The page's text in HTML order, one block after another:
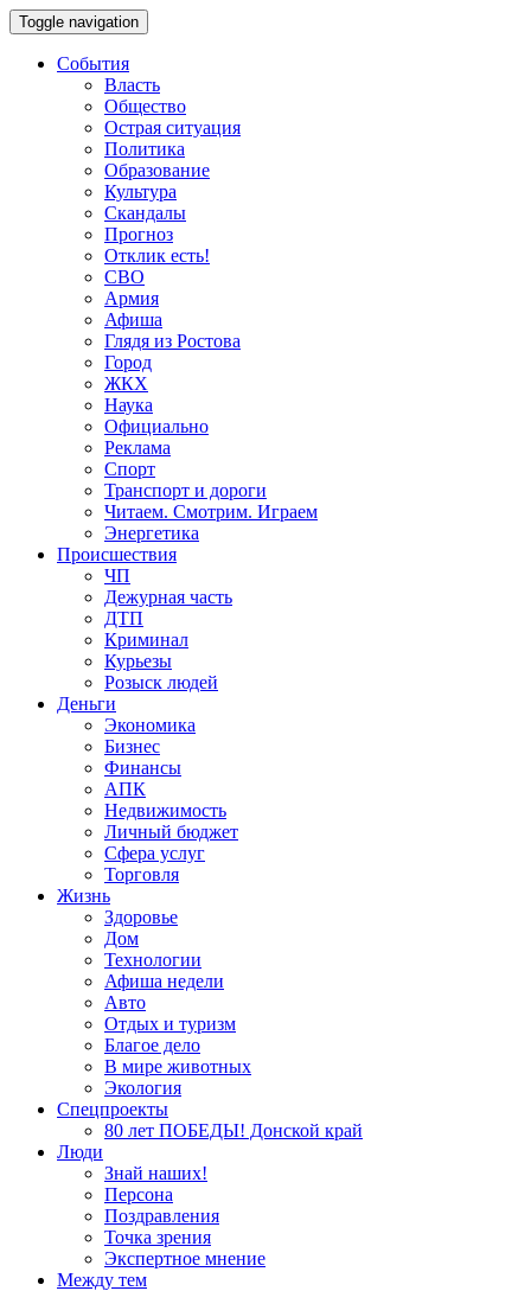
Toggle navigation
События
Власть
Общество
Острая ситуация
Политика
Образование
Культура
Скандалы
Прогноз
Отклик есть!
СВО
Армия
Афиша
Глядя из Ростова
Город
ЖКХ
Наука
Официально
Реклама
Спорт
Транспорт и дороги
Читаем. Смотрим. Играем
Энергетика
Происшествия
ЧП
Дежурная часть
ДТП
Криминал
Курьезы
Розыск людей
Деньги
Экономика
Бизнес
Финансы
АПК
Недвижимость
Личный бюджет
Сфера услуг
Торговля
Жизнь
Здоровье
Дом
Технологии
Афиша недели
Авто
Отдых и туризм
Благое дело
В мире животных
Экология
Спецпроекты
80 лет ПОБЕДЫ! Донской край
Люди
Знай наших!
Персона
Поздравления
Точка зрения
Экспертное мнение
Между тем